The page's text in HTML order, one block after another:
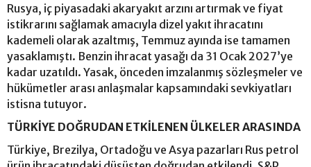
Rusya, iç piyasadaki akaryakıt arzını artırmak ve fiyat
istikrarını sağlamak amacıyla dizel yakıt ihracatını
kademeli olarak azaltmış, Temmuz ayında ise tamamen
yasaklamıştı. Benzin ihracat yasağı da 31 Ocak 2027’ye
kadar uzatıldı. Yasak, önceden imzalanmış sözleşmeler ve
hükümetler arası anlaşmalar kapsamındaki sevkiyatları
istisna tutuyor.
TÜRKİYE DOĞRUDAN ETKİLENEN ÜLKELER ARASINDA
Türkiye, Brezilya, Ortadoğu ve Asya pazarları Rus petrol